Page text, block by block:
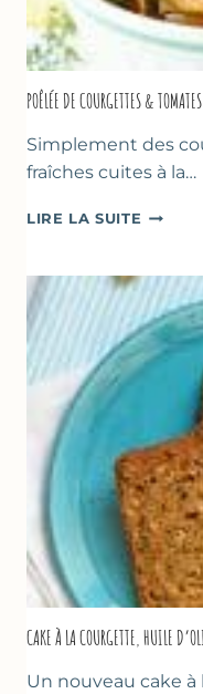
POÊLÉE DE COURGETTES &
Simplement des
fraîches cuites à la…
LIRE LA SUITE POÊLÉE
&
AU
THYM
CAKE À LA COURGETTE, HUILE
Un nouveau cake à